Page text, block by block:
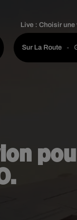
Live :Choisir une
Sur La Route -